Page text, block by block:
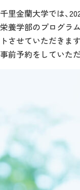
千里金蘭大学では、
栄養学部のプログラ
トさせていただきます
事前予約をしていた